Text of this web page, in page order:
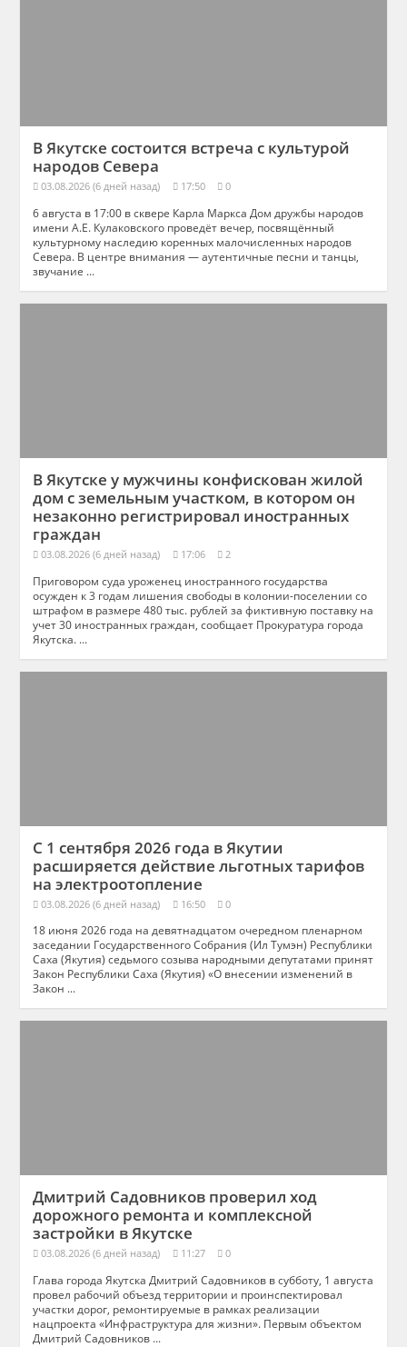
В Якутске состоится встреча с культурой
народов Севера
03.08.2026 (6 дней назад) 17:50 0
6 августа в 17:00 в сквере Карла Маркса Дом дружбы народов
имени А.Е. Кулаковского проведёт вечер, посвящённый
культурному наследию коренных малочисленных народов
Севера. В центре внимания — аутентичные песни и танцы,
звучание ...
В Якутске у мужчины конфискован жилой
дом с земельным участком, в котором он
незаконно регистрировал иностранных
граждан
03.08.2026 (6 дней назад) 17:06 2
Приговором суда уроженец иностранного государства
осужден к 3 годам лишения свободы в колонии-поселении со
штрафом в размере 480 тыс. рублей за фиктивную поставку на
учет 30 иностранных граждан, сообщает Прокуратура города
Якутска. ...
С 1 сентября 2026 года в Якутии
расширяется действие льготных тарифов
на электроотопление
03.08.2026 (6 дней назад) 16:50 0
18 июня 2026 года на девятнадцатом очередном пленарном
заседании Государственного Собрания (Ил Тумэн) Республики
Саха (Якутия) седьмого созыва народными депутатами принят
Закон Республики Саха (Якутия) «О внесении изменений в
Закон ...
Дмитрий Садовников проверил ход
дорожного ремонта и комплексной
застройки в Якутске
03.08.2026 (6 дней назад) 11:27 0
Глава города Якутска Дмитрий Садовников в субботу, 1 августа
провел рабочий объезд территории и проинспектировал
участки дорог, ремонтируемые в рамках реализации
нацпроекта «Инфраструктура для жизни». Первым объектом
Дмитрий Садовников ...